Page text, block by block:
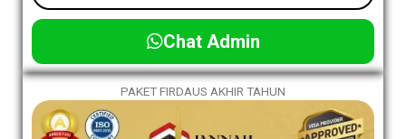
Chat Admin
PAKET FIRDAUS AKHIR TAHUN